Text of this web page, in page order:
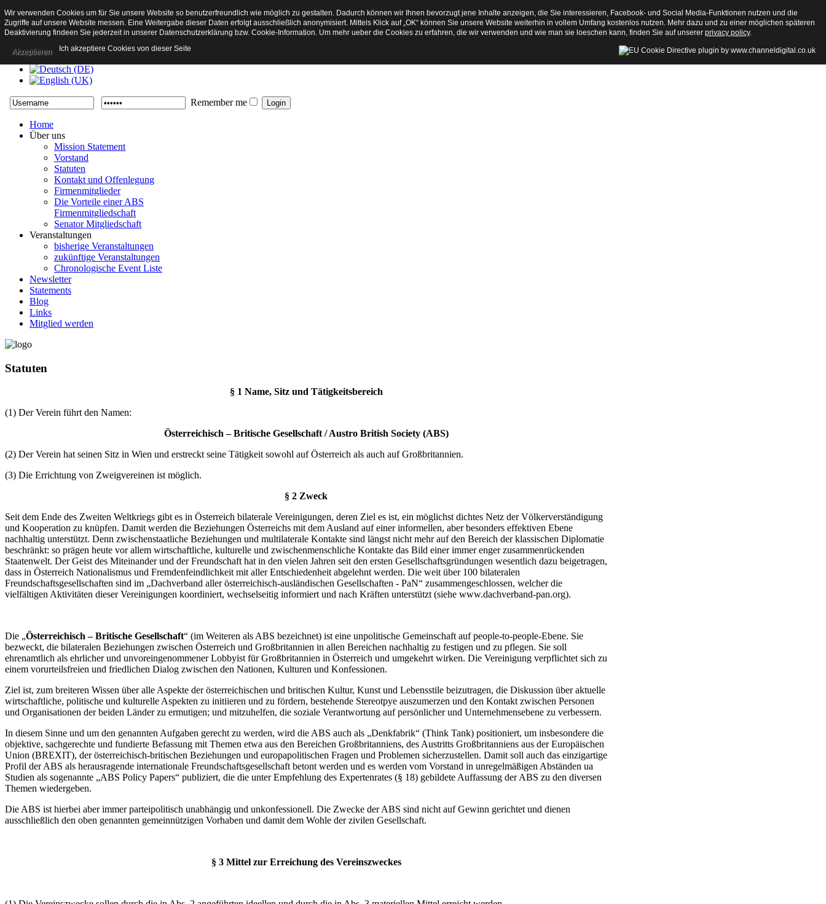
Kontakt
Mission Statement
Statuten
Datenschutzerklärung
Remember me
Home
Über uns
Mission Statement
Vorstand
Statuten
Kontakt und Offenlegung
Firmenmitglieder
Die Vorteile einer ABS
Firmenmitgliedschaft
Senator Mitgliedschaft
Veranstaltungen
bisherige Veranstaltungen
zukünftige Veranstaltungen
Chronologische Event Liste
Newsletter
Statements
Blog
Links
Mitglied werden
Statuten
§ 1 Name, Sitz und Tätigkeitsbereich
(1) Der Verein führt den Namen:
Österreichisch – Britische Gesellschaft / Austro British Society (ABS)
(2) Der Verein hat seinen Sitz in Wien und erstreckt seine Tätigkeit sowohl auf Österreich als auch auf Großbritannien.
(3) Die Errichtung von Zweigvereinen ist möglich.
§ 2 Zweck
Seit dem Ende des Zweiten Weltkriegs gibt es in Österreich bilaterale Vereinigungen, deren Ziel es ist, ein möglichst dichtes Netz der Völkerverständigung
und Kooperation zu knüpfen. Damit werden die Beziehungen Österreichs mit dem Ausland auf einer informellen, aber besonders effektiven Ebene
nachhaltig unterstützt. Denn zwischenstaatliche Beziehungen und multilaterale Kontakte sind längst nicht mehr auf den Bereich der klassischen Diplomatie
beschränkt: so prägen heute vor allem wirtschaftliche, kulturelle und zwischenmenschliche Kontakte das Bild einer immer enger zusammenrückenden
Staatenwelt. Der Geist des Miteinander und der Freundschaft hat in den vielen Jahren seit den ersten Gesellschaftsgründungen wesentlich dazu beigetragen,
dass in Österreich Nationalismus und Fremdenfeindlichkeit mit aller Entschiedenheit abgelehnt werden. Die weit über 100 bilateralen
Freundschaftsgesellschaften sind im „Dachverband aller österreichisch-ausländischen Gesellschaften - PaN“ zusammengeschlossen, welcher die
vielfältigen Aktivitäten dieser Vereinigungen koordiniert, wechselseitig informiert und nach Kräften unterstützt (siehe www.dachverband-pan.org).
Die „Österreichisch – Britische Gesellschaft“ (im Weiteren als ABS bezeichnet) ist eine unpolitische Gemeinschaft auf people-to-people-Ebene. Sie
bezweckt, die bilateralen Beziehungen zwischen Österreich und Großbritannien in allen Bereichen nachhaltig zu festigen und zu pflegen. Sie soll
ehrenamtlich als ehrlicher und unvoreingenommener Lobbyist für Großbritannien in Österreich und umgekehrt wirken. Die Vereinigung verpflichtet sich zu
einem vorurteilsfreien und friedlichen Dialog zwischen den Nationen, Kulturen und Konfessionen.
Ziel ist, zum breiteren Wissen über alle Aspekte der österreichischen und britischen Kultur, Kunst und Lebensstile beizutragen, die Diskussion über aktuelle
wirtschaftliche, politische und kulturelle Aspekten zu initiieren und zu fördern, bestehende Stereotpye auszumerzen und den Kontakt zwischen Personen
und Organisationen der beiden Länder zu ermutigen; und mitzuhelfen, die soziale Verantwortung auf persönlicher und Unternehmensebene zu verbessern.
In diesem Sinne und um den genannten Aufgaben gerecht zu werden, wird die ABS auch als „Denkfabrik“ (Think Tank) positioniert, um insbesondere die
objektive, sachgerechte und fundierte Befassung mit Themen etwa aus den Bereichen Großbritanniens, des Austritts Großbritanniens aus der Europäischen
Union (BREXIT), der österreichisch-britischen Beziehungen und europapolitischen Fragen und Problemen sicherzustellen. Damit soll auch das einzigartige
Profil der ABS als herausragende internationale Freundschaftsgesellschaft betont werden und es werden vom Vorstand in unregelmäßigen Abständen ua
Studien als sogenannte „ABS Policy Papers“ publiziert, die die unter Empfehlung des Expertenrates (§ 18) gebildete Auffassung der ABS zu den diversen
Themen wiedergeben.
Die ABS ist hierbei aber immer parteipolitisch unabhängig und unkonfessionell. Die Zwecke der ABS sind nicht auf Gewinn gerichtet und dienen
ausschließlich den oben genannten gemeinnützigen Vorhaben und damit dem Wohle der zivilen Gesellschaft.
§ 3 Mittel zur Erreichung des Vereinszweckes
Wir verwenden Cookies um für Sie unsere Website so benutzerfreundlich wie möglich zu gestalten. Dadurch können wir Ihnen bevorzugt jene Inhalte anzeigen, die Sie interessieren, Facebook- und Social Media-Funktionen nutzen und die
Zugriffe auf unsere Website messen. Eine Weitergabe dieser Daten erfolgt ausschließlich anonymisiert. Mittels Klick auf „OK“ können Sie unsere Website weiterhin in vollem Umfang kostenlos nutzen. Mehr dazu und zu einer möglichen späteren
Deaktivierung findeen Sie jederzeit in unserer Datenschutzerklärung bzw. Cookie-Information. Um mehr ueber die Cookies zu erfahren, die wir verwenden und wie man sie loeschen kann, finden Sie auf unserer privacy policy.
Ich akzeptiere Cookies von dieser Seite
Akzeptieren